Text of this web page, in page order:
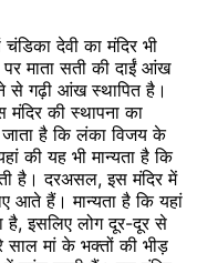
देवी का मंदिर भी
माता सती की दाईं आंख
से गढ़ी आंख स्थापित है।
की स्थापना का
है कि लंका विजय के
की यह भी मान्यता है कि
है। दरअसल, इस मंदिर में
आते हैं। मान्यता है कि यहां
है, इसलिए लोग दूर-दूर से
मां के भक्तों की भीड़